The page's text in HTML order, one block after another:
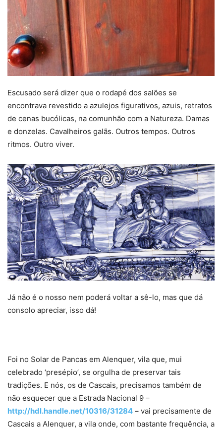
Escusado será dizer que o rodapé dos salões se
encontrava revestido a azulejos figurativos, azuis, retratos
de cenas bucólicas, na comunhão com a Natureza. Damas
e donzelas. Cavalheiros galãs. Outros tempos. Outros
ritmos. Outro viver.
Já não é o nosso nem poderá voltar a sê-lo, mas que dá
consolo apreciar, isso dá!
Foi no Solar de Pancas em Alenquer, vila que, mui
celebrado ‘presépio’, se orgulha de preservar tais
tradições. E nós, os de Cascais, precisamos também de
não esquecer que a Estrada Nacional 9 –
http://hdl.handle.net/10316/31284 – vai precisamente de
Cascais a Alenquer, a vila onde, com bastante frequência, a